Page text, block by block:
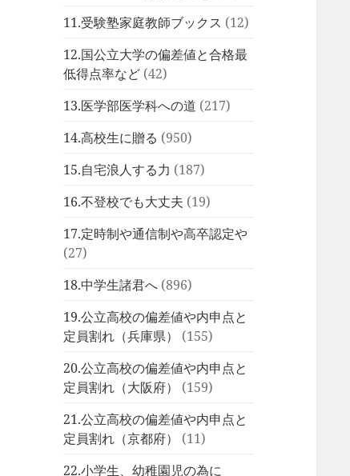
11.受験塾家庭教師ブックス (12)
12.国公立大学の偏差値と合格最
低得点率など (42)
13.医学部医学科への道 (217)
14.高校生に贈る (950)
15.自宅浪人する力 (187)
16.不登校でも大丈夫 (19)
17.定時制や通信制や高卒認定や
(27)
18.中学生諸君へ (896)
19.公立高校の偏差値や内申点と
定員割れ（兵庫県）
(155)
20.公立高校の偏差値や内申点と
定員割れ（大阪府）
(159)
21.公立高校の偏差値や内申点と
定員割れ（京都府）
(11)
22.小学生、幼稚園児の為に